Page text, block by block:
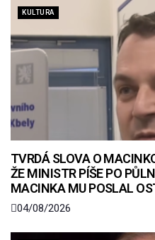
KULTURA
TVRDÁ SLOVA O
ŽE MINISTR PÍŠE PO
MACINKA MU POSLAL
04/08/2026